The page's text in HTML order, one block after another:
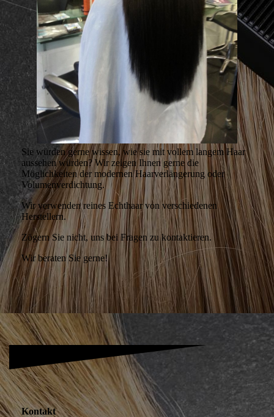
Sie würden gerne wissen, wie sie mit vollem langem Haar
aussehen würden? Wir zeigen Ihnen gerne die
Möglichkeiten der modernen Haarverlängerung oder
Volumenverdichtung.
Wir verwenden reines Echthaar von verschiedenen
Herstellern.
Zögern Sie nicht, uns bei Fragen zu kontaktieren.
Wir beraten Sie gerne!
Kontakt